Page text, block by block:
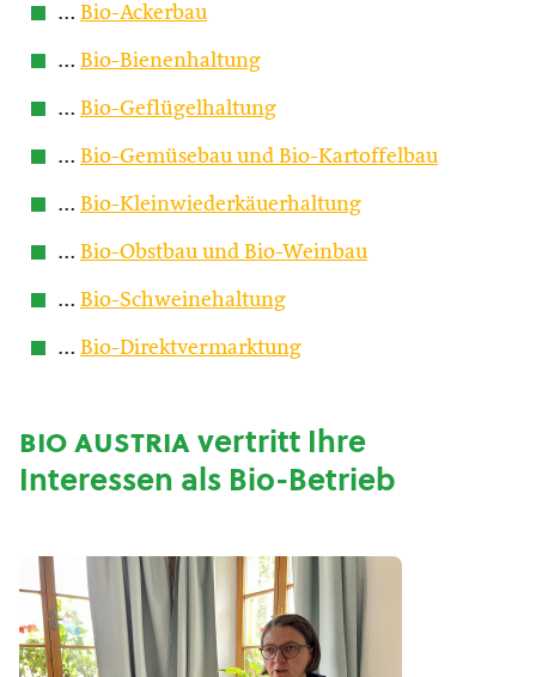
… Bio-Ackerbau
… Bio-Bienenhaltung
… Bio-Geflügelhaltung
… Bio-Gemüsebau und Bio-Kartoffelbau
… Bio-Kleinwiederkäuerhaltung
… Bio-Obstbau und Bio-Weinbau
… Bio-Schweinehaltung
… Bio-Direktvermarktung
bio austriavertritt Ihre
Interessen als Bio-Betrieb